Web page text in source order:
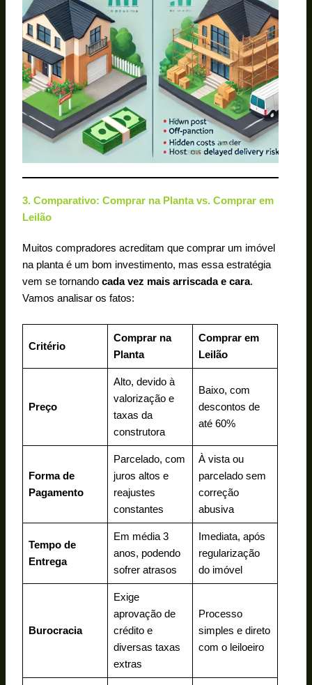
3. Comparativo: Comprar na Planta vs. Comprar em
Leilão
Muitos compradores acreditam que comprar um imóvel
na planta é um bom investimento, mas essa estratégia
vem se tornandocada vez mais arriscada e cara.
Vamos analisar os fatos:
Critério
Comprar na
Planta
Comprar em
Leilão
Preço
Alto, devido à
valorização e
taxas da
construtora
Baixo, com
descontos de
até 60%
Forma de
Pagamento
Parcelado, com
juros altos e
reajustes
constantes
À vista ou
parcelado sem
correção
abusiva
Tempo de
Entrega
Em média 3
anos, podendo
sofrer atrasos
Imediata, após
regularização
do imóvel
Burocracia
Exige
aprovação de
crédito e
diversas taxas
extras
Processo
simples e direto
com o leiloeiro